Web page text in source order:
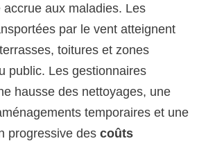
accrue aux maladies. Les
par le vent atteignent
toitures et zones
public. Les gestionnaires
hausse des nettoyages, une
temporaires et une
progressive descoûts